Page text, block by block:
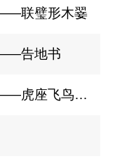
联璧形木翣
告地书
古人是如何看待死亡的（一）——虎座飞鸟、镇墓兽